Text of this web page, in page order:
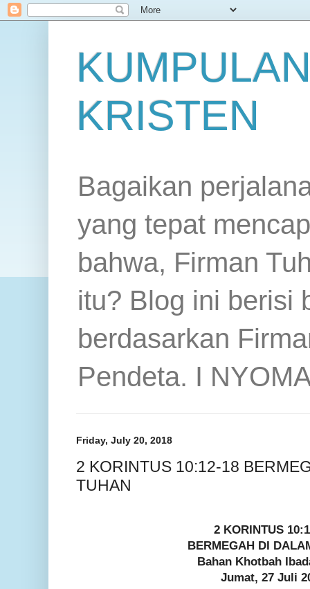
KRISTEN
Bagaikan
yang tepat
bahwa, Firman
itu? Blog ini berisi
berdasarkan
Pendeta. I
Friday, July 20, 2018
2 KORINTUS 10:12-18
TUHAN
2 KORINTUS
BERMEGAH DI
Bahan Khotbah
Jumat, 27 Juli